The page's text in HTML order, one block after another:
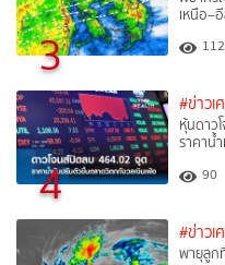
3
เหนือ–
112
4
#ข่าวเ
หุ้นดาว
ราคาน้
90
#ข่าวเ
พายุลูก